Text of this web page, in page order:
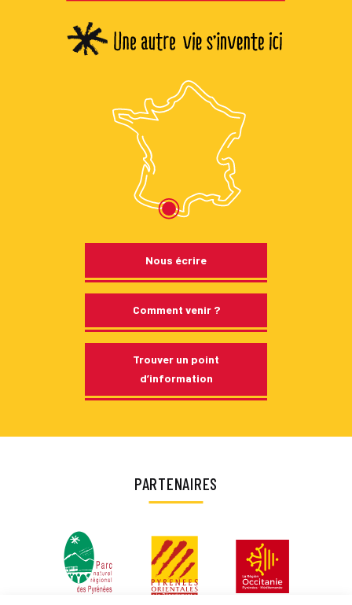
Nous écrire
Comment venir ?
Trouver un point
d’information
PARTENAIRES